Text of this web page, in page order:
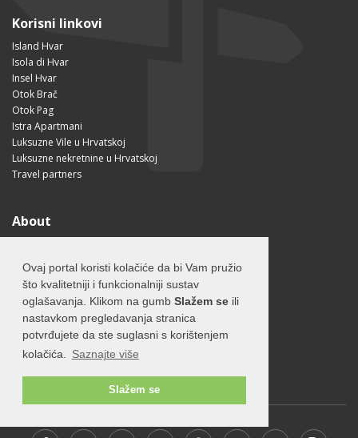
Ovaj portal koristi kolačiće da bi Vam pružio
što kvalitetniji i funkcionalniji sustav
oglašavanja. Klikom na gumb Slažem se ili
nastavkom pregledavanja stranica
potvrđujete da ste suglasni s korištenjem
kolačića.
Saznajte više
Slažem se
Korisni linkovi
Island Hvar
Isola di Hvar
Insel Hvar
Otok Brač
Otok Pag
Istra Apartmani
Luksuzne Vile u Hrvatskoj
Luksuzne nekretnine u Hrvatskoj
Travel partners
About
Uvjeti korištenja
Pravilnik o privatnosti
Korisne informacije
Kako doći na Hvar?
Free Mobile App
Visit Croatia